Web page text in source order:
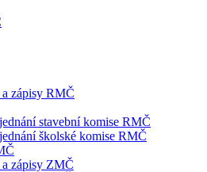
a zápisy RMČ
stavební komise RMČ
školské komise RMČ
a zápisy ZMČ